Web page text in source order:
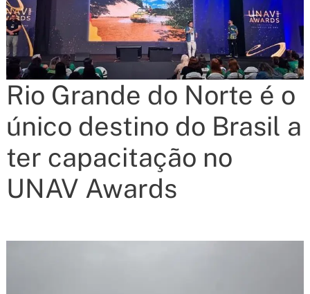
Rio Grande do Norte é o
único destino do Brasil a
ter capacitação no
UNAV Awards